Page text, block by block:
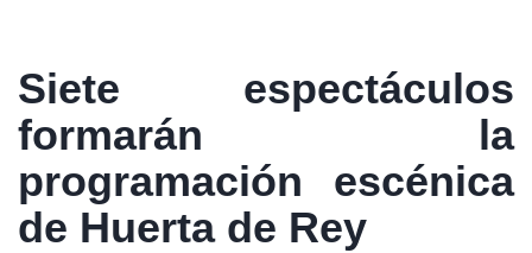
Siete espectáculos
formarán la
programación escénica
de Huerta de Rey